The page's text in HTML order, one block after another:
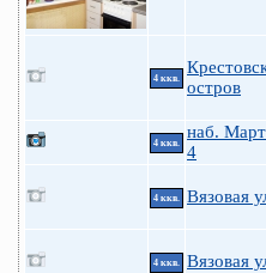
4 ккв.
остров
4 ккв.
наб.
4
4 ккв. Вязовая
4 ккв. Вязовая